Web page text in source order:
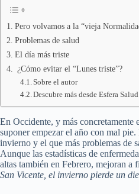
Pero volvamos a la “vieja
Problemas de salud
El día más triste
¿Cómo evitar el “Lunes triste”?
Sobre el autor
Descubre más desde Esfera Salud
En Occidente, y más concretamente
suponer empezar el año con mal
invierno y el que más problemas de
Aunque las estadísticas de
altas también en Febrero, mejoran a
San Vicente, el invierno pierde un